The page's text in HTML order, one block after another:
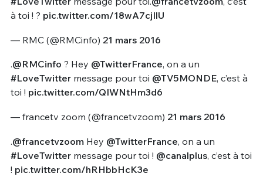
à toi ! ? pic.twitter.com/18wA7cjIlU
— RMC (@RMCinfo) 21 mars 2016
.@RMCinfo ? Hey @TwitterFrance, on a un
#LoveTwittermessage pour toi @TV5MONDE, c’est à
toi ! pic.twitter.com/QIWNtHm3d6
— francetv zoom (@francetvzoom) 21 mars 2016
.@francetvzoomHey @TwitterFrance, on a un
#LoveTwittermessage pour toi ! @canalplus, c’est à toi
! pic.twitter.com/hRHbbHcK3e